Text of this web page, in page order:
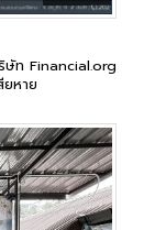
ท Financial.org
หาย